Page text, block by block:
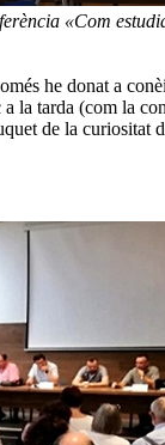
«Com
he donat a
la tarda (com la
de la curiositat